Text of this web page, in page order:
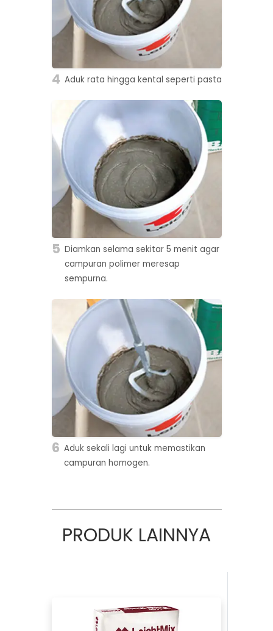
4 Aduk rata hingga kental seperti pasta
5 Diamkan selama sekitar 5 menit agar
campuran polimer meresap
sempurna.
6 Aduk sekali lagi untuk memastikan
campuran homogen.
PRODUK LAINNYA